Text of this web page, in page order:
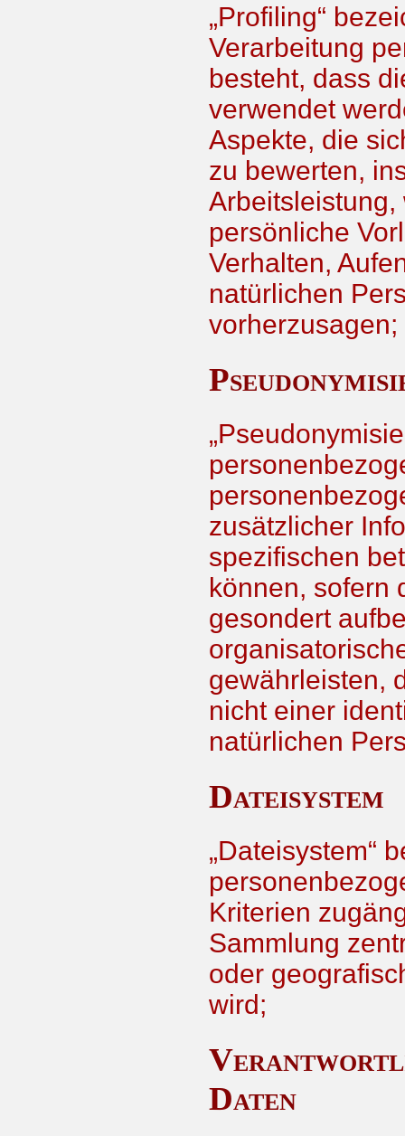
„Profiling“
Verarbeitung
besteht, dass
verwendet
Aspekte, die
zu bewerten,
persönliche
Verhalten,
natürlichen
vorherzusagen;
zusätzlicher
spezifischen
können, sofern
gesondert
gewährleisten,
nicht einer
natürlichen
Dateisystem
„Dateisystem“
Kriterien
Sammlung
oder
wird;
Daten